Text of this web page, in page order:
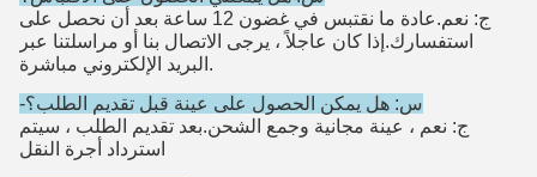
ج: نعم.عادة ما نقتبس في غضون 12 ساعة بعد أن نحصل على
استفسارك.إذا كان عاجلاً ، يرجى الاتصال بنا أو مراسلتنا عبر
البريد الإلكتروني مباشرة.
-س: هل يمكن الحصول على عينة قبل تقديم الطلب؟
ج: نعم ، عينة مجانية وجمع الشحن.بعد تقديم الطلب ، سيتم
استرداد أجرة النقل